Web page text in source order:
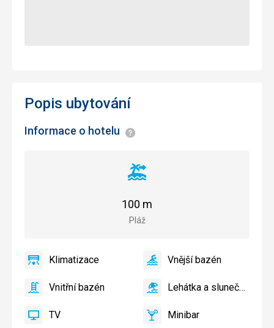
Popis ubytování
Informace o hotelu Informace
Vzdálenost
pláže
Pláž
100 m
Klimatizace
Klimatizace
ano
VnějšíVnější bazén
ano
VnitřníVnitřní bazén
ano
Lehátka
slunečníky
Lehátka a slunečníky u bazénu zdarma
ano
TV TV
ano
Minibar,Minibar
ano